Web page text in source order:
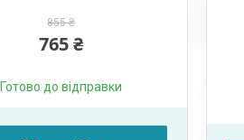
855 ₴
765 ₴
Готово до відправки